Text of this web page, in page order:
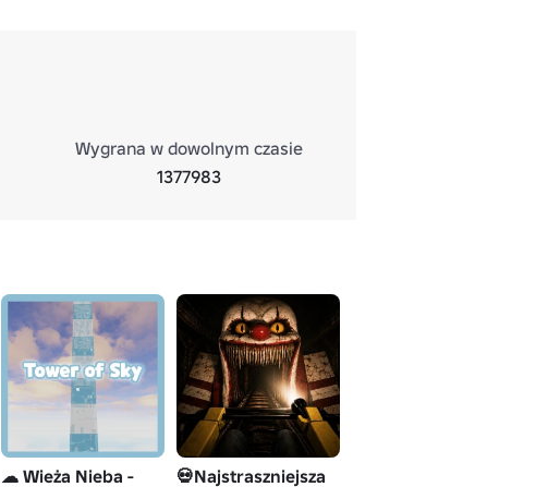
Wygrana w dowolnym czasie
1377983
☁ Wieża Nieba - 💀Najstraszniejsza